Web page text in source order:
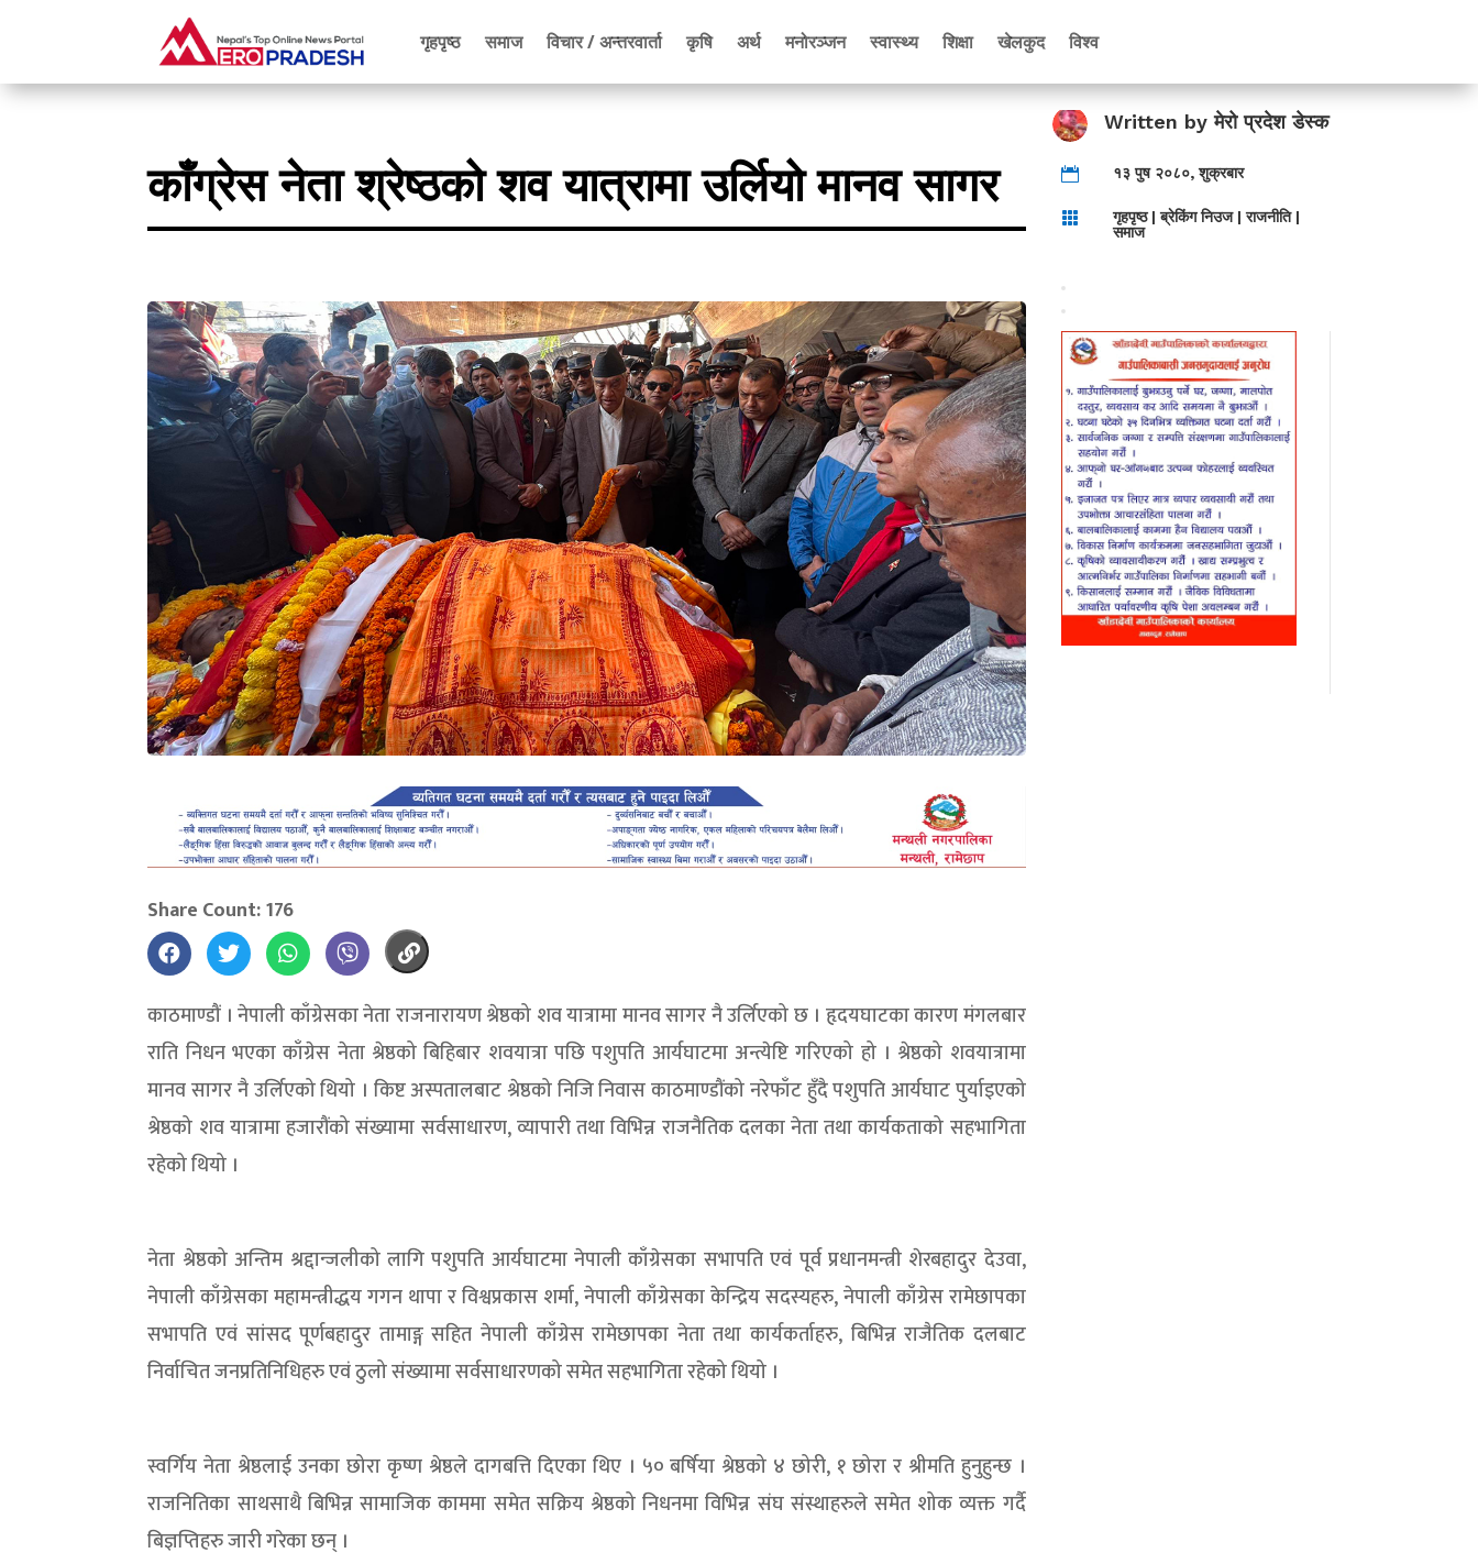
गृहपृष्ठ समाज विचार / अन्तरवार्ता कृषि अर्थ मनोरञ्जन स्वास्थ्य शिक्षा खेलकुद विश्व
काँग्रेस नेता श्रेष्ठको शव यात्रामा उर्लियो मानव सागर
Written byमेरो प्रदेश डेस्क
 १३ पुष २०८०, शुक्रबार
 गृहपृष्ठ|ब्रेकिंग निउज|राजनीति|
समाज
Share Count: 176
काठमाण्डौं । नेपाली काँग्रेसका नेता राजनारायण श्रेष्ठको शव यात्रामा मानव सागर नै उर्लिएको छ । हृदयघाटका कारण मंगलबार
राति निधन भएका काँग्रेस नेता श्रेष्ठको बिहिबार शवयात्रा पछि पशुपति आर्यघाटमा अन्त्येष्टि गरिएको हो । श्रेष्ठको शवयात्रामा
मानव सागर नै उर्लिएको थियो । किष्ट अस्पतालबाट श्रेष्ठको निजि निवास काठमाण्डौंको नरेफाँट हुँदै पशुपति आर्यघाट पुर्याइएको
श्रेष्ठको शव यात्रामा हजारौंको संख्यामा सर्वसाधारण, व्यापारी तथा विभिन्न राजनैतिक दलका नेता तथा कार्यकताको सहभागिता
रहेको थियो ।
नेता श्रेष्ठको अन्तिम श्रद्दान्जलीको लागि पशुपति आर्यघाटमा नेपाली काँग्रेसका सभापति एवं पूर्व प्रधानमन्त्री शेरबहादुर देउवा,
नेपाली काँग्रेसका महामन्त्रीद्धय गगन थापा र विश्वप्रकास शर्मा, नेपाली काँग्रेसका केन्द्रिय सदस्यहरु, नेपाली काँग्रेस रामेछापका
सभापति एवं सांसद पूर्णबहादुर तामाङ्ग सहित नेपाली काँग्रेस रामेछापका नेता तथा कार्यकर्ताहरु, बिभिन्न राजैतिक दलबाट
निर्वाचित जनप्रतिनिधिहरु एवं ठुलो संख्यामा सर्वसाधारणको समेत सहभागिता रहेको थियो ।
स्वर्गिय नेता श्रेष्ठलाई उनका छोरा कृष्ण श्रेष्ठले दागबत्ति दिएका थिए । ५० बर्षिया श्रेष्ठको ४ छोरी, १ छोरा र श्रीमति हुनुहुन्छ ।
राजनितिका साथसाथै बिभिन्न सामाजिक काममा समेत सक्रिय श्रेष्ठको निधनमा विभिन्न संघ संस्थाहरुले समेत शोक व्यक्त गर्दै
बिज्ञप्तिहरु जारी गरेका छन् ।